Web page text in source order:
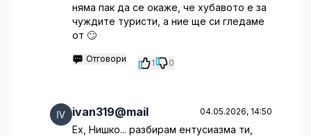
няма пак да се окаже, че хубавото е за
чуждите туристи, а ние ще си гледаме
от 🙄
Отговори 1 0
ivan319@mail 04.05.2026, 14:50
Ех, Нишко... разбирам ентусиазма ти,